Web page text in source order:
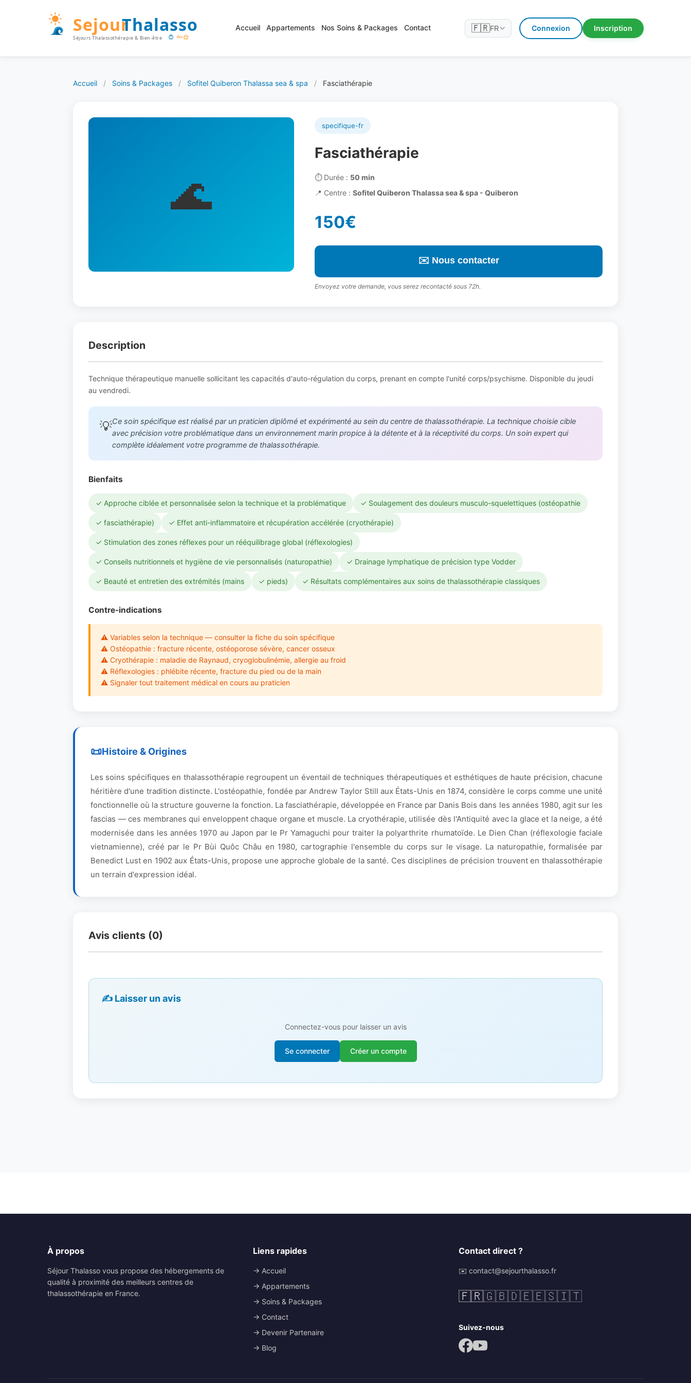
Accueil Appartements Nos Soins & Packages Contact 🇫🇷FR Connexion Inscription
Accueil / Soins & Packages / Sofitel Quiberon Thalassa sea & spa / Fasciathérapie
🌊
specifique-fr
Fasciathérapie
⏱️Durée : 50 min
📍 Centre : Sofitel Quiberon Thalassa sea & spa - Quiberon
150€
✉️ Nous contacter
Envoyez votre demande, vous serez recontacté sous 72h.
Description
Technique thérapeutique manuelle sollicitant les capacités d'auto-régulation du corps, prenant en compte l'unité corps/psychisme. Disponible du jeudi
au vendredi.
💡Ce soin spécifique est réalisé par un praticien diplômé et expérimenté au sein du centre de thalassothérapie. La technique choisie cible
avec précision votre problématique dans un environnement marin propice à la détente et à la réceptivité du corps. Un soin expert qui
complète idéalement votre programme de thalassothérapie.
Bienfaits
✓ Approche ciblée et personnalisée selon la technique et la problématique ✓ Soulagement des douleurs musculo-squelettiques (ostéopathie
✓ fasciathérapie) ✓ Effet anti-inflammatoire et récupération accélérée (cryothérapie)
✓ Stimulation des zones réflexes pour un rééquilibrage global (réflexologies)
✓ Conseils nutritionnels et hygiène de vie personnalisés (naturopathie) ✓ Drainage lymphatique de précision type Vodder
✓ Beauté et entretien des extrémités (mains ✓ pieds) ✓ Résultats complémentaires aux soins de thalassothérapie classiques
Contre-indications
⚠ Variables selon la technique — consulter la fiche du soin spécifique
⚠ Ostéopathie : fracture récente, ostéoporose sévère, cancer osseux
⚠ Cryothérapie : maladie de Raynaud, cryoglobulinémie, allergie au froid
⚠ Réflexologies : phlébite récente, fracture du pied ou de la main
⚠ Signaler tout traitement médical en cours au praticien
Histoire & Origines
Les soins spécifiques en thalassothérapie regroupent un éventail de techniques thérapeutiques et esthétiques de haute précision, chacune
héritière d'une tradition distincte. L'ostéopathie, fondée par Andrew Taylor Still aux États-Unis en 1874, considère le corps comme une unité
fonctionnelle où la structure gouverne la fonction. La fasciathérapie, développée en France par Danis Bois dans les années 1980, agit sur les
fascias — ces membranes qui enveloppent chaque organe et muscle. La cryothérapie, utilisée dès l'Antiquité avec la glace et la neige, a été
modernisée dans les années 1970 au Japon par le Pr Yamaguchi pour traiter la polyarthrite rhumatoïde. Le Dien Chan (réflexologie faciale
vietnamienne), créé par le Pr Bùi Quôc Châu en 1980, cartographie l'ensemble du corps sur le visage. La naturopathie, formalisée par
Benedict Lust en 1902 aux États-Unis, propose une approche globale de la santé. Ces disciplines de précision trouvent en thalassothérapie
un terrain d'expression idéal.
Avis clients (0)
✍️ Laisser un avis
Connectez-vous pour laisser un avis
Se connecter Créer un compte
À propos
Séjour Thalasso vous propose des hébergements de
qualité à proximité des meilleurs centres de
thalassothérapie en France.
Liens rapides
→ Accueil
→ Appartements
→ Soins & Packages
→ Contact
→ Devenir Partenaire
→ Blog
Contact direct ?
✉️ contact@sejourthalasso.fr
🇫🇷🇬🇧🇩🇪🇪🇸🇮🇹
Suivez-nous